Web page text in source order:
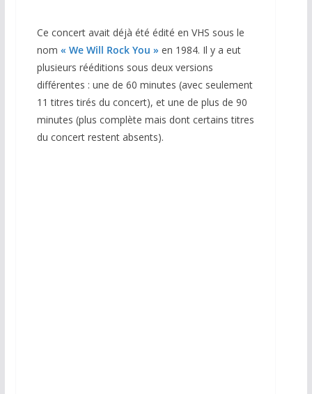
Ce concert avait déjà été édité en VHS sous le
nom « We Will Rock You » en 1984. Il y a eut
plusieurs rééditions sous deux versions
différentes : une de 60 minutes (avec seulement
11 titres tirés du concert), et une de plus de 90
minutes (plus complète mais dont certains titres
du concert restent absents).